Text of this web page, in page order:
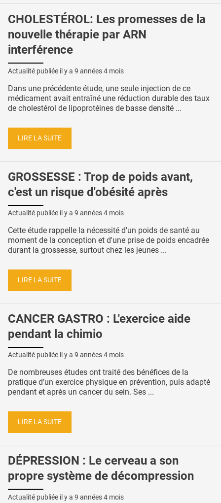
CHOLESTÉROL: Les promesses de la
nouvelle thérapie par ARN
interférence
Actualité publiée il y a 9 années 4 mois
Dans une précédente étude, une seule injection de ce
médicament avait entraîné une réduction durable des taux
de cholestérol de lipoprotéines de basse densité ...
LIRE LA SUITE
GROSSESSE : Trop de poids avant,
c'est un risque d'obésité après
Actualité publiée il y a 9 années 4 mois
Cette étude rappelle la nécessité d’un poids de santé au
moment de la conception et d'une prise de poids encadrée
durant la grossesse, surtout chez les jeunes ...
LIRE LA SUITE
CANCER GASTRO : L'exercice aide
pendant la chimio
Actualité publiée il y a 9 années 4 mois
De nombreuses études ont traité des bénéfices de la
pratique d’un exercice physique en prévention, puis adapté
pendant et après un cancer du sein. Ses ...
LIRE LA SUITE
DÉPRESSION : Le cerveau a son
propre système de décompression
Actualité publiée il y a 9 années 4 mois